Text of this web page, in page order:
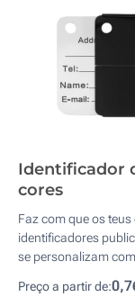
Identificador
cores
Faz com que os
identificadores
se personalizam
Preço a partir de: